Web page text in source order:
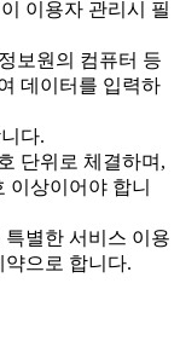
이용자 관리시 필
보원의 컴퓨터 등
데이터를 입력하
다.
단위로 체결하며,
이상이어야 합니
별한 서비스 이용
으로 합니다.